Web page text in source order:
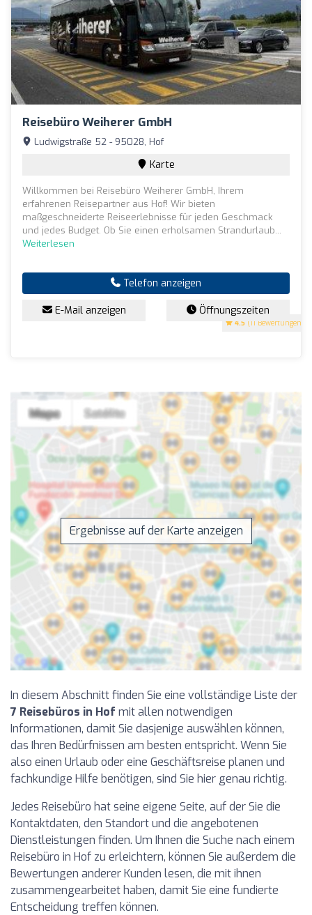
Reisebüro Weiherer GmbH
4.5 (11 Bewertungen)
Ludwigstraße 52 - 95028, Hof
Karte
Willkommen bei Reisebüro Weiherer GmbH, Ihrem
erfahrenen Reisepartner aus Hof! Wir bieten
maßgeschneiderte Reiseerlebnisse für jeden Geschmack
und jedes Budget. Ob Sie einen erholsamen Strandurlaub...
Weiterlesen
Telefon anzeigen
E-Mail anzeigen Öffnungszeiten
Ergebnisse auf der Karte anzeigen
In diesem Abschnitt finden Sie eine vollständige Liste der
7 Reisebüros in Hof mit allen notwendigen
Informationen, damit Sie dasjenige auswählen können,
das Ihren Bedürfnissen am besten entspricht. Wenn Sie
also einen Urlaub oder eine Geschäftsreise planen und
fachkundige Hilfe benötigen, sind Sie hier genau richtig.
Jedes Reisebüro hat seine eigene Seite, auf der Sie die
Kontaktdaten, den Standort und die angebotenen
Dienstleistungen finden. Um Ihnen die Suche nach einem
Reisebüro in Hof zu erleichtern, können Sie außerdem die
Bewertungen anderer Kunden lesen, die mit ihnen
zusammengearbeitet haben, damit Sie eine fundierte
Entscheidung treffen können.